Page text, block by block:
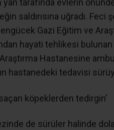
yan tarafında evlerin
saldırısına uğradı.
Gazi Eğitim ve
hayati tehlikesi bulunan
Hastanesine
hastanedeki tedavisi
köpeklerden tedirgin’
de sürüler halinde